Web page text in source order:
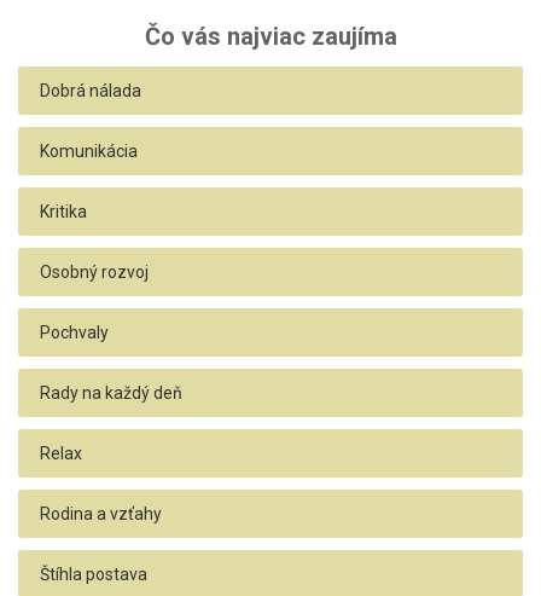
Čo vás najviac zaujíma
Dobrá nálada
Komunikácia
Kritika
Osobný rozvoj
Pochvaly
Rady na každý deň
Relax
Rodina a vzťahy
Štíhla postava